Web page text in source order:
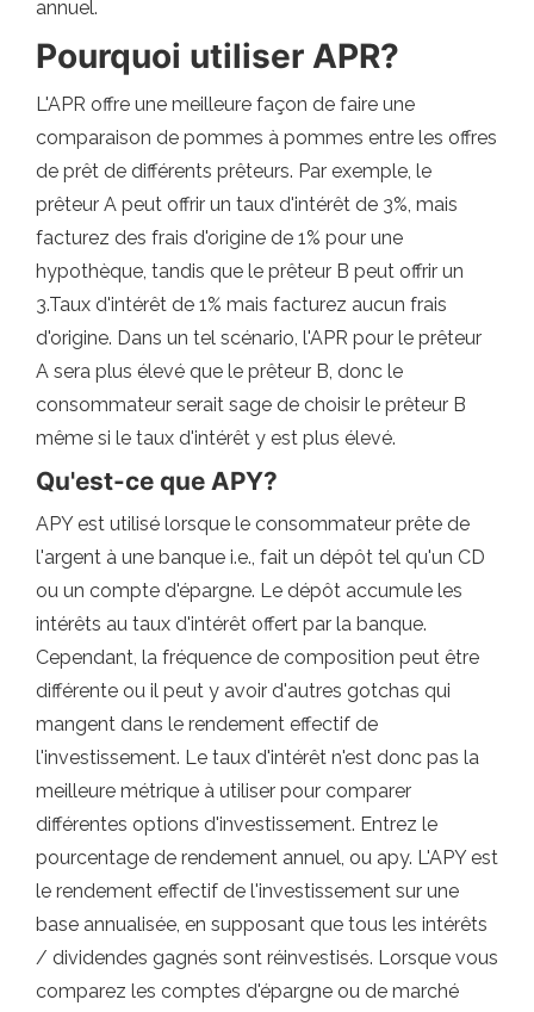
annuel.
Pourquoi utiliser APR?
L'APR offre une meilleure façon de faire une
comparaison de pommes à pommes entre les offres
de prêt de différents prêteurs. Par exemple, le
prêteur A peut offrir un taux d'intérêt de 3%, mais
facturez des frais d'origine de 1% pour une
hypothèque, tandis que le prêteur B peut offrir un
3.Taux d'intérêt de 1% mais facturez aucun frais
d'origine. Dans un tel scénario, l'APR pour le prêteur
A sera plus élevé que le prêteur B, donc le
consommateur serait sage de choisir le prêteur B
même si le taux d'intérêt y est plus élevé.
Qu'est-ce que APY?
APY est utilisé lorsque le consommateur prête de
l'argent à une banque i.e., fait un dépôt tel qu'un CD
ou un compte d'épargne. Le dépôt accumule les
intérêts au taux d'intérêt offert par la banque.
Cependant, la fréquence de composition peut être
différente ou il peut y avoir d'autres gotchas qui
mangent dans le rendement effectif de
l'investissement. Le taux d'intérêt n'est donc pas la
meilleure métrique à utiliser pour comparer
différentes options d'investissement. Entrez le
pourcentage de rendement annuel, ou apy. L'APY est
le rendement effectif de l'investissement sur une
base annualisée, en supposant que tous les intérêts
/ dividendes gagnés sont réinvestisés. Lorsque vous
comparez les comptes d'épargne ou de marché